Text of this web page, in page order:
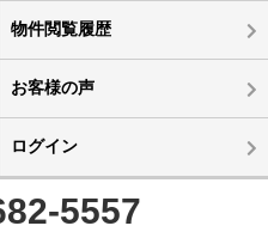
物件閲覧履歴
お客様の声
ログイン
5557